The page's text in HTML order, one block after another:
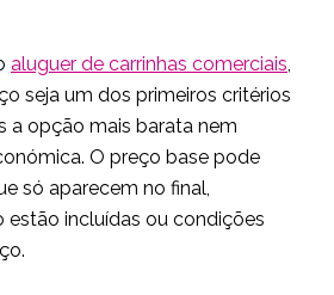
aluguer de carrinhas comerciais,
seja um dos primeiros critérios
a opção mais barata nem
O preço base pode
só aparecem no final,
estão incluídas ou condições